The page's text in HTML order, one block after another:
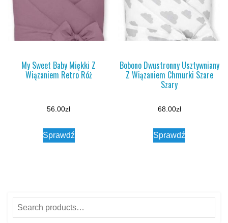
My Sweet Baby Miękki Z
Wiązaniem Retro Róż
56.00zł
Sprawdź
Bobono Dwustronny Usztywniany
Z Wiązaniem Chmurki Szare
Szary
68.00zł
Sprawdź
Search
for: